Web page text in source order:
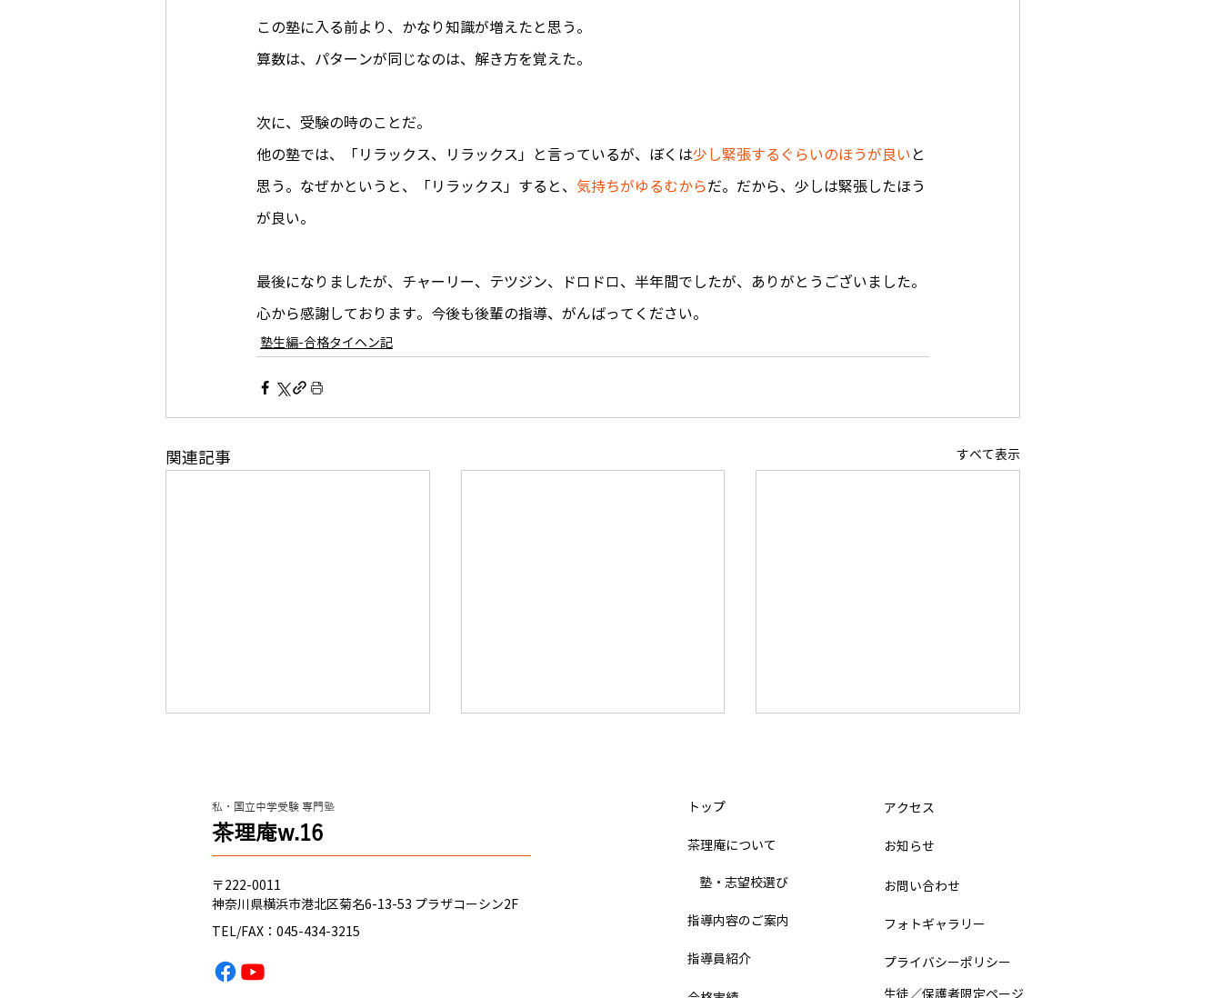
この塾に入る前より、かなり知識が増えたと思う。
算数は、パターンが同じなのは、解き方を覚えた。
次に、受験の時のことだ。
他の塾では、「リラックス、リラックス」と言っているが、ぼくは少し緊張するぐらいのほうが良い と
思う。​なぜかというと、「リラックス」すると、 気持ちがゆるむからだ。だから、少しは緊張したほう
が良い。
最後になりましたが、チャーリー、テツジン、ドロドロ、半年間でしたが、ありがとうございました。
心から感謝しております。今後も後輩の指導、がんばってください。
塾生編-合格タイヘン記
関連記事 すべて表示
これからのみんな へ ハマのニキ
から、 経験 に基づく アドバイス
を送るぜ！ 自分が経験して思っ
要！ ってこと。 ・算数、理科、
や ドジノート を何回もやるこ
と！ ・たとえ、基本的なことで
もわからない場合は、 質問 した
ぼくは、宿題をこなすのがとても
の 暗記が壊滅的 でしたが、いつ
だったかの季節講習の社会の課題
と普段の宿題を 集中して やった
ら、社会の成績が上がってきまし
のおかげ で結構 得意 でした。 国
ぼくは、なかなか受かりませんで
一校から 合格 をもらいました。
3日目の夜に「不合格」を見て、
「もうやめたい」と思いました
が、テツジンから電話でアドバイ
を受けました。 4日目の朝にテツ
私・国立中学受験 専門塾
​茶理庵w.16
〒222-0011
神奈川県横浜市港北区菊名6-13-53 プラザコーシン2F
TEL/FAX：045-434-3215
​トップ
​茶理庵について
​ 塾・志望校選び
指導内容のご案内
指導員紹介
アクセス
​お知らせ
お問い合わせ
フォトギャラリー
プライバシーポリシー
​生徒／保護者限定ページ